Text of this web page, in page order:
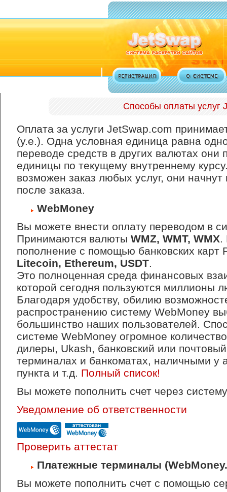
Способы оплаты услуг
Оплата за услуги JetSwap.com
(у.е.). Одна условная единица равна
переводе средств в других валютах они
единицы по текущему внутреннему
возможен заказ любых услуг, они
после заказа.
WebMoney
Вы можете внести оплату переводом в
Принимаются валюты WMZ, WMT, WMX.
пополнение с помощью банковских
Litecoin, Ethereum, USDT.
Это полноценная среда финансовых
которой сегодня пользуются миллионы
Благодаря удобству, обилию
распространению систему WebMoney
большинство наших пользователей.
системе WebMoney огромное
дилеры, Ukash, банковский или
терминалах и банкоматах, наличными у
пункта и т.д. Полный список!
Вы можете пополнить счет через
Уведомление об ответственности
Проверить аттестат
Платежные терминалы
Вы можете пополнить счет с помощью